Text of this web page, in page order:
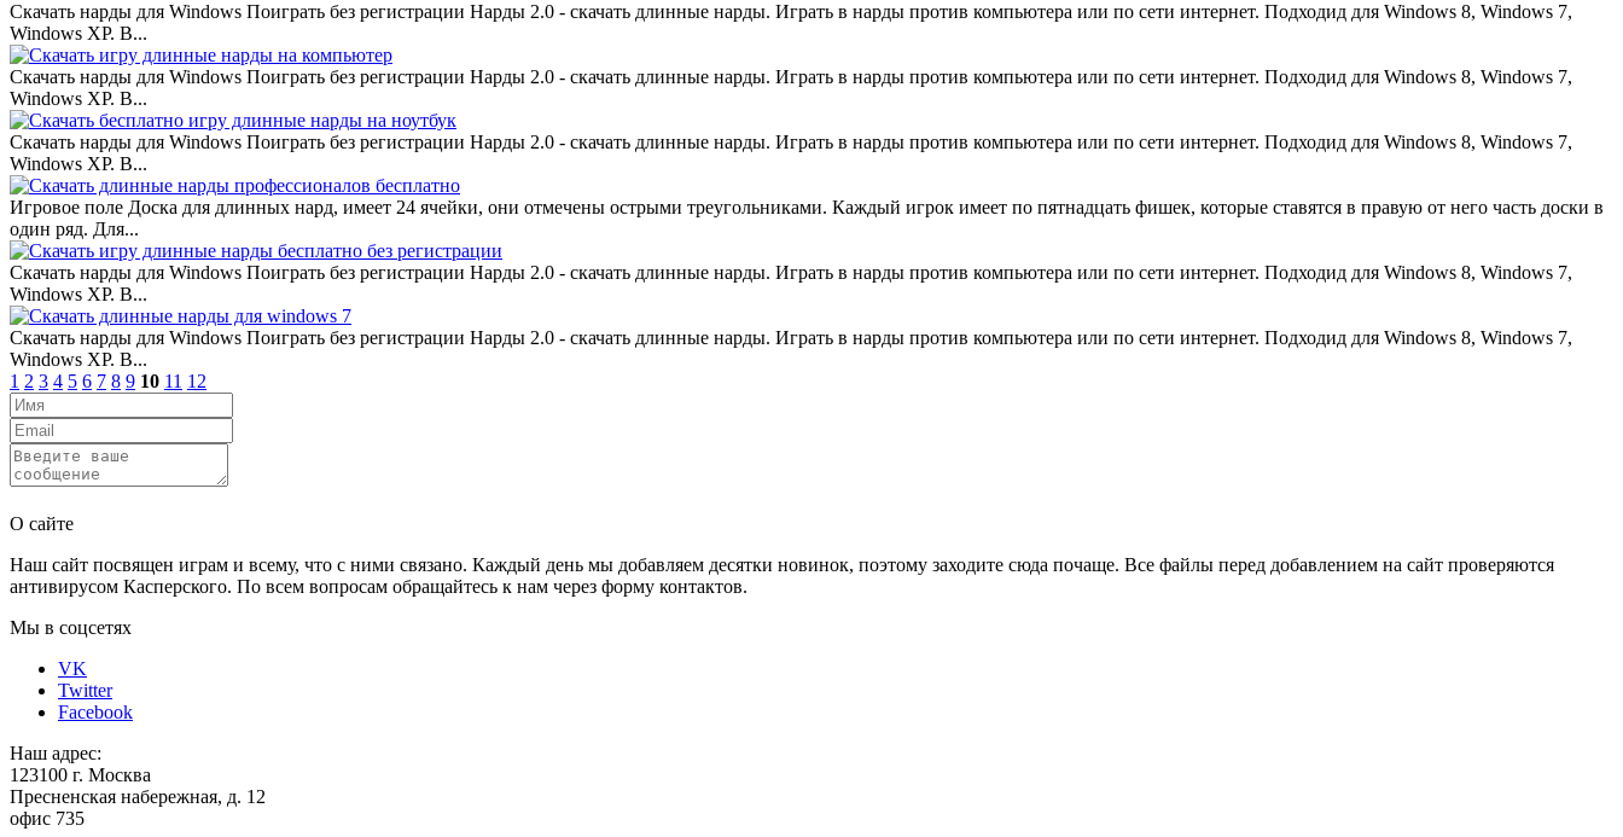
Скачать нарды для Windows Поиграть без регистрации Нарды 2.0 - скачать длинные нарды. Играть в нарды против компьютера или по сети интернет. Подходид для Windows 8, Windows 7,
Windows XP. В...
Скачать нарды для Windows Поиграть без регистрации Нарды 2.0 - скачать длинные нарды. Играть в нарды против компьютера или по сети интернет. Подходид для Windows 8, Windows 7,
Windows XP. В...
Скачать нарды для Windows Поиграть без регистрации Нарды 2.0 - скачать длинные нарды. Играть в нарды против компьютера или по сети интернет. Подходид для Windows 8, Windows 7,
Windows XP. В...
Игровое поле Доска для длинных нард, имеет 24 ячейки, они отмечены острыми треугольниками. Каждый игрок имеет по пятнадцать фишек, которые ставятся в правую от него часть доски в
один ряд. Для...
Скачать нарды для Windows Поиграть без регистрации Нарды 2.0 - скачать длинные нарды. Играть в нарды против компьютера или по сети интернет. Подходид для Windows 8, Windows 7,
Windows XP. В...
Скачать нарды для Windows Поиграть без регистрации Нарды 2.0 - скачать длинные нарды. Играть в нарды против компьютера или по сети интернет. Подходид для Windows 8, Windows 7,
Windows XP. В...
1 2 3 4 5 6 7 8 9 10 11 12
О сайте
Наш сайт посвящен играм и всему, что с ними связано. Каждый день мы добавляем десятки новинок, поэтому заходите сюда почаще. Все файлы перед добавлением на сайт проверяются
антивирусом Касперского. По всем вопросам обращайтесь к нам через форму контактов.
Мы в соцсетях
VK
Twitter
Facebook
Наш адрес:
123100 г. Москва
Пресненская набережная, д. 12
офис 735